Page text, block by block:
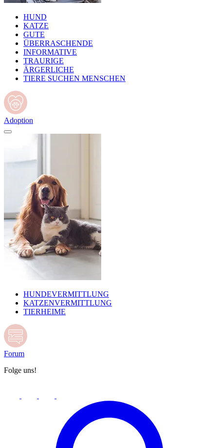
HUND
KATZE
GUTE
ÜBERRASCHENDE
INFORMATIVE
TRAURIGE
ÄRGERLICHE
TIERE SUCHEN MENSCHEN
Adoption
HUNDEVERMITTLUNG
KATZENVERMITTLUNG
TIERHEIME
Forum
Folge uns!